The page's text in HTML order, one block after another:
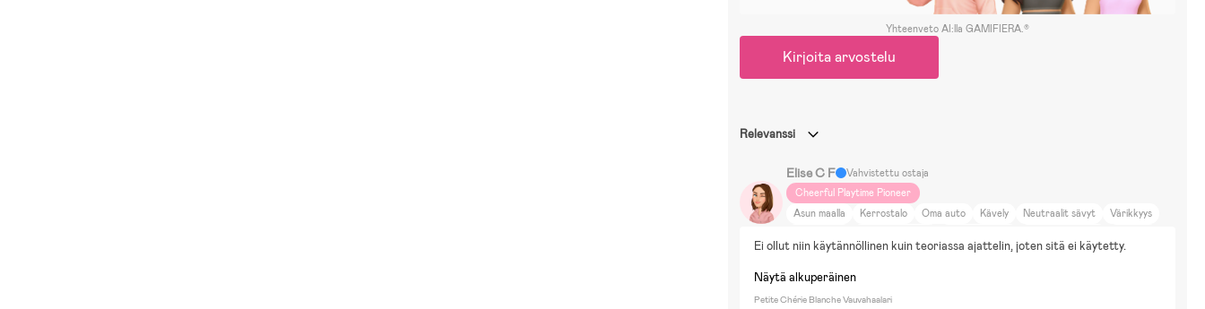
Yhteenveto AI:lla GAMIFIERA.®
Kirjoita arvostelu
Relevanssi
Elise C F
Vahvistettu ostaja
Cheerful Playtime Pioneer
Asun maalla
Kerrostalo Oma auto Kävely Neutraalit sävyt
Värikkyys
Fantorangen
Bluey Greta Gris Hot Wheels John Deere
Marvel
Monster Jam
Disney Spiderman
Rakennussarjat & Legot
Ei ollut niin käytännöllinen kuin teoriassa ajattelin, joten sitä ei käytetty.
Näytä alkuperäinen
Petite Chérie Blanche Vauvahaalari